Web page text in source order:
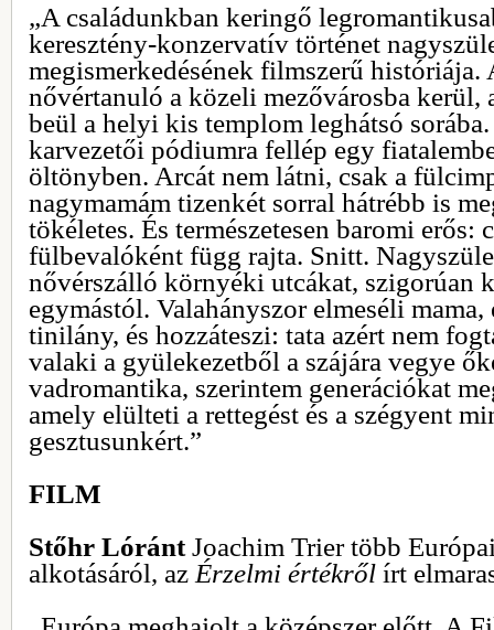
„A családunkban keringő
keresztény-konzervatív történet
megismerkedésének filmszerű
nővértanuló a közeli mezővárosba kerül,
beül a helyi kis templom leghátsó
karvezetői pódiumra fellép egy
öltönyben. Arcát nem látni, csak a
nagymamám tizenkét sorral hátrébb is
tökéletes. És természetesen baromi erős:
fülbevalóként függ rajta. Snitt.
nővérszálló környéki utcákat, szigorúan
egymástól. Valahányszor elmeséli
tinilány, és hozzáteszi: tata azért nem
valaki a gyülekezetből a szájára vegye
vadromantika, szerintem generációkat
amely elülteti a rettegést és a szégyent
gesztusunkért.”
FILM
Stőhr LórántJoachim Trier több
alkotásáról, az Érzelmi értékről írt